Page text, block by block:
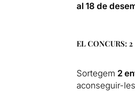
al 18 de
EL CONCURS:
Sortegem 2
aconseguir-